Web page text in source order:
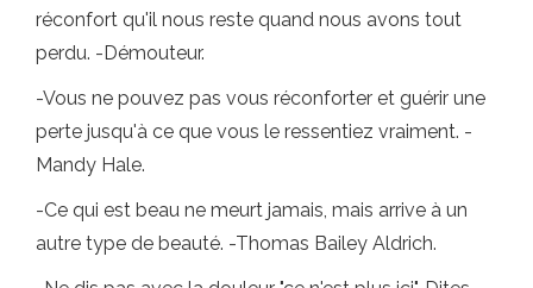
réconfort qu'il nous reste quand nous avons tout
perdu. -Démouteur.
-Vous ne pouvez pas vous réconforter et guérir une
perte jusqu'à ce que vous le ressentiez vraiment. -
Mandy Hale.
-Ce qui est beau ne meurt jamais, mais arrive à un
autre type de beauté. -Thomas Bailey Aldrich.